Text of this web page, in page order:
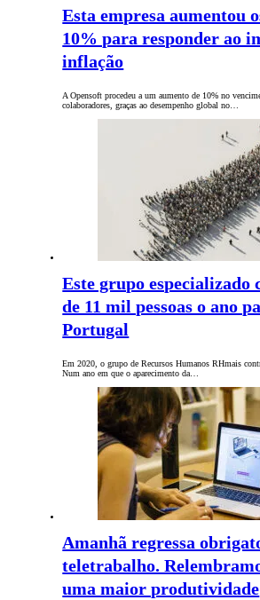
Esta empresa aumentou
10% para responder ao
inflação
A Opensoft procedeu a um aumento de 10% no
colaboradores, graças ao desempenho global no…
Este grupo especializado
de 11 mil pessoas o ano
Portugal
Em 2020, o grupo de Recursos Humanos RHmais
Num ano em que o aparecimento da…
Amanhã regressa
teletrabalho.
uma maior produtividade